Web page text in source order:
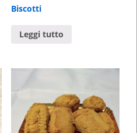
Biscotti
Leggi tutto